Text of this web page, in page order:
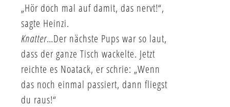
„Hör doch mal auf damit, das nervt!“,
sagte Heinzi.
Knatter…Der nächste Pups war so laut,
dass der ganze Tisch wackelte. Jetzt
reichte es Noatack, er schrie: „Wenn
das noch einmal passiert, dann fliegst
du raus!“